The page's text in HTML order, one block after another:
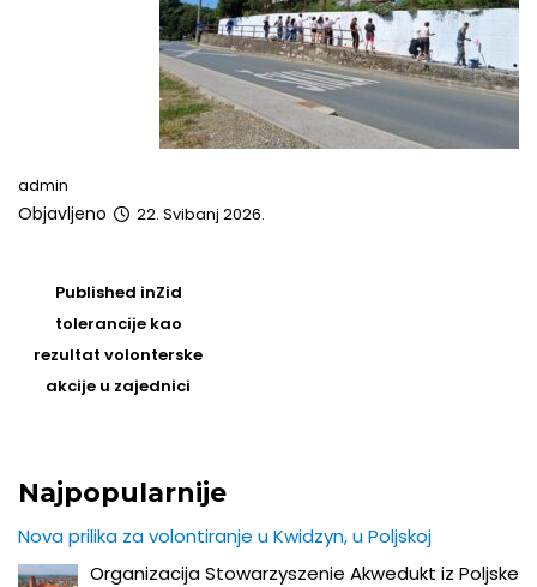
admin
Objavljeno 22. Svibanj 2026.
navigation
Published inZid
tolerancije kao
rezultat volonterske
akcije u zajednici
Najpopularnije
Nova prilika za volontiranje u Kwidzyn, u Poljskoj
Organizacija Stowarzyszenie Akwedukt iz Poljske